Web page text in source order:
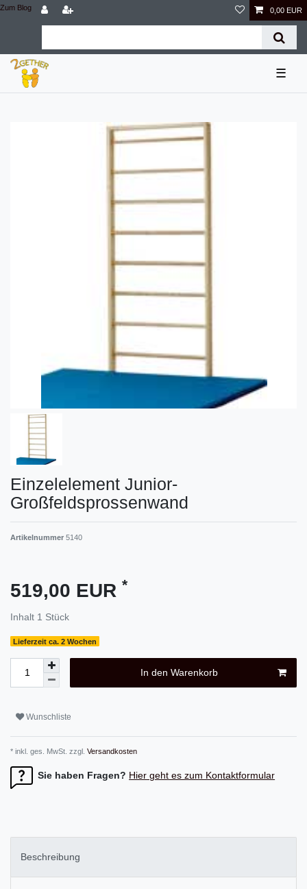
Zum Blog 0,00 EUR
☰
Einzelelement Junior-
Großfeldsprossenwand
Artikelnummer 5140
519,00 EUR *
Inhalt 1 Stück
Lieferzeit ca. 2 Wochen
In den Warenkorb
Wunschliste
* inkl. ges. MwSt. zzgl. Versandkosten
Sie haben Fragen? Hier geht es zum Kontaktformular
Beschreibung